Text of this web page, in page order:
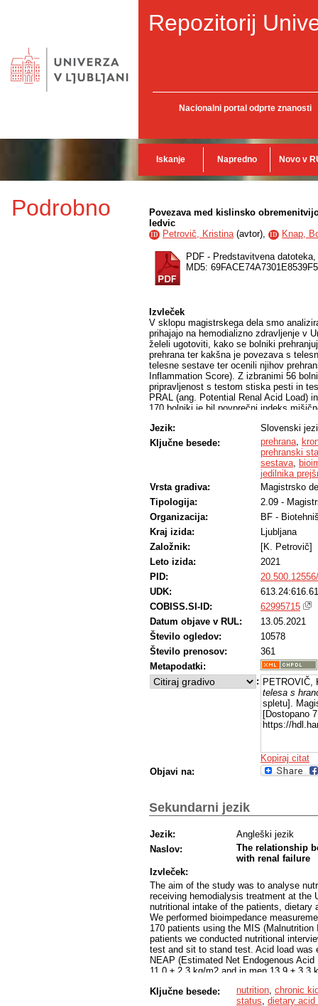
Repozitorij
Nacionalni portal odprte znanosti
Iskanje Napredno Novo v
Podrobno
Povezava med kislinsko
ledvic
ID Petrovič, Kristina(avtor), ID Knap,
PDF - Predstavitvena datoteka,
MD5:
Izvleček
V sklopu magistrskega dela smo
prihajajo na hemodializno zdravljenje v
želeli ugotoviti, kako se bolniki
prehrana ter kakšna je povezava s
telesne sestave ter ocenili njihov
Inflammation Score). Z izbranimi 56
pripravljenost s testom stiska pesti in
PRAL (ang. Potential Renal Acid Load)
170 bolniki je bil povprečni indeks
Povprečen fazni kot pri ženskah je bil
je povprečen dnevni energijski vnos
0,91 ± 0,28 g/kg tm. Povprečen dnevni
9,2 mEq/dan in povprečen NEAP je
5,1 g/L. Glede na rezultate meritev v
povprečju slab prehranski status, kar je
svojim potrebam po energiji in
dokazujejo tudi nizke vrednosti
priporočeno vrednostjo. Poleg tega
sarkopenično debelost. Glede na
na telesno sestavo v prvi vrsti vpliva
aktivnosti.
Jezik:
Slovenski
Ključne besede:
prehrana,
prehranski
sestava,
jedilnika
Vrsta gradiva:
Magistrsko
Tipologija:
2.09 -
Organizacija:
BF -
Kraj izida:
Ljubljana
Založnik:
[K. Petrovič]
Leto izida:
2021
PID:
UDK:
613.24:616.61
COBISS.SI-ID:
62995715
Datum objave v RUL:
13.05.2021
Število ogledov:
10578
Število prenosov:
361
Metapodatki:
: PETROVIČ,
telesa s
spletu].
[Dostopano
https://
Kopiraj citat
Objavi na:
Sekundarni jezik
Jezik:
Angleški jezik
Naslov:
The relationship
with renal failure
Izvleček:
The aim of the study was to analyse
receiving hemodialysis treatment at the
nutritional intake of the patients, dietary
We performed bioimpedance
170 patients using the MIS
patients we conducted nutritional
test and sit to stand test. Acid load was
NEAP (Estimated Net Endogenous
11.0 ± 2.3 kg/m2 and in men 13.9 ± 3.3
The average daily energy intake was
0.28 g/kg bw, the mean daily fibre
Ključne besede: nutrition chronic
status dietary acid